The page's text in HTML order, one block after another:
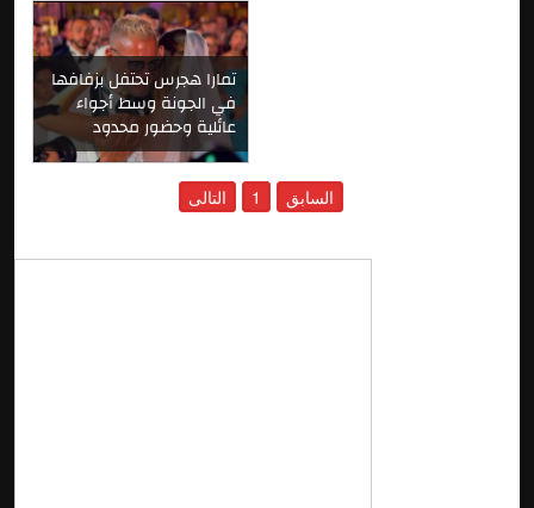
تمارا هجرس تحتفل بزفافها
في الجونة وسط أجواء
عائلية وحضور محدود
السابق 1 التالى